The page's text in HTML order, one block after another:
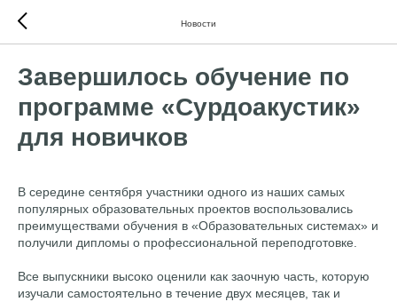
Новости
Завершилось обучение по
программе «Сурдоакустик»
для новичков
В середине сентября участники одного из наших самых
популярных образовательных проектов воспользовались
преимуществами обучения в «Образовательных системах» и
получили дипломы о профессиональной переподготовке.
Все выпускники высоко оценили как заочную часть, которую
изучали самостоятельно в течение двух месяцев, так и